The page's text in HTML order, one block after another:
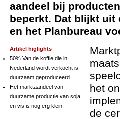
aandeel bij
beperkt. Dat blijkt uit
en het Planbureau
Artikel higlights
50% Van de koffie die in
Nederland wordt verkocht is
duurzaam geproduceerd.
Het marktaandeel van
duurzame productie van soja
en vis is nog erg klein.
Markt
het
de